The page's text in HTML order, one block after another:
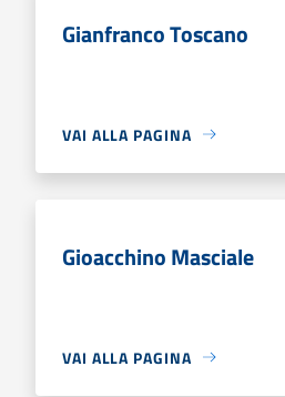
Gianfranco Toscano
VAI ALLA PAGINA
Gioacchino Masciale
VAI ALLA PAGINA